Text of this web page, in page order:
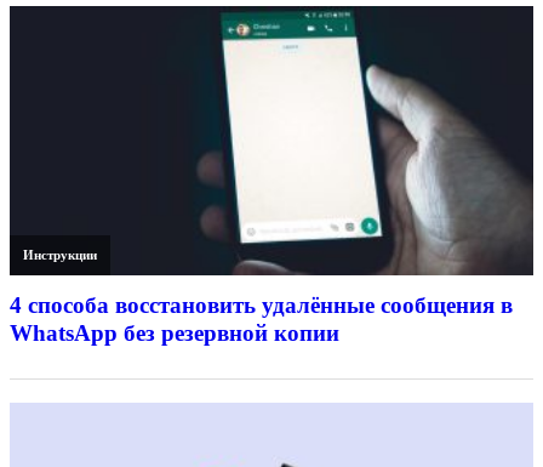
Инструкции
4 способа восстановить удалённые сообщения в
WhatsApp без резервной копии